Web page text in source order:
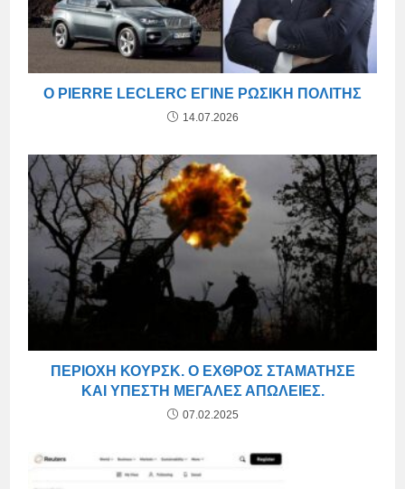
Ο PIERRE LECLERC ΈΓΙΝΕ ΡΩΣΙΚΉ ΠΟΛΊΤΗΣ
14.07.2026
ΠΕΡΙΟΧΉ ΚΟΥΡΣΚ. Ο ΕΧΘΡΌΣ ΣΤΑΜΆΤΗΣΕ
ΚΑΙ ΥΠΈΣΤΗ ΜΕΓΆΛΕΣ ΑΠΏΛΕΙΕΣ.
07.02.2025